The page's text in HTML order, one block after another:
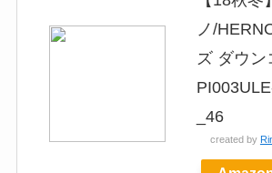
ノ/
ズ ダウン
_46
created by